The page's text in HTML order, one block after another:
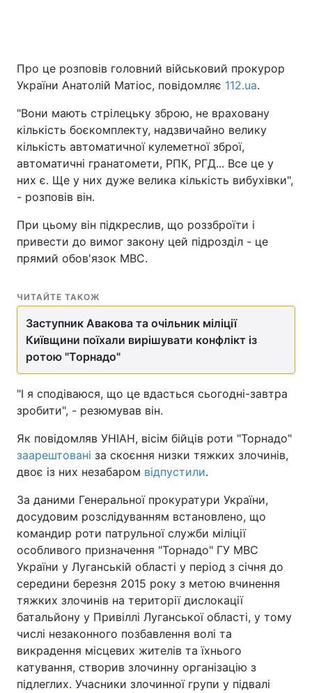
Про це розповів головний військовий прокурор
України Анатолій Матіос, повідомляє 112.ua.
"Вони мають стрілецьку зброю, не враховану
кількість боєкомплекту, надзвичайно велику
кількість автоматичної кулеметної зброї,
автоматичні гранатомети, РПК, РГД... Все це у
них є. Ще у них дуже велика кількість вибухівки",
- розповів він.
При цьому він підкреслив, що роззброїти і
привести до вимог закону цей підрозділ - це
прямий обов'язок МВС.
ЧИТАЙТЕ ТАКОЖ
Заступник Авакова та очільник міліції
Київщини поїхали вирішувати конфлікт із
ротою "Торнадо"
"І я сподіваюся, що це вдасться сьогодні-завтра
зробити", - резюмував він.
Як повідомляв УНІАН, вісім бійців роти "Торнадо"
заарештовані за скоєння низки тяжких злочинів,
двоє із них незабаром відпустили.
За даними Генеральної прокуратури України,
досудовим розслідуванням встановлено, що
командир роти патрульної служби міліції
особливого призначення "Торнадо" ГУ МВС
України у Луганській області у період з січня до
середини березня 2015 року з метою вчинення
тяжких злочинів на території дислокації
батальйону у Привіллі Луганської області, у тому
числі незаконного позбавлення волі та
викрадення місцевих жителів та їхнього
катування, створив злочинну організацію з
підлеглих. Учасники злочинної групи у підвалі